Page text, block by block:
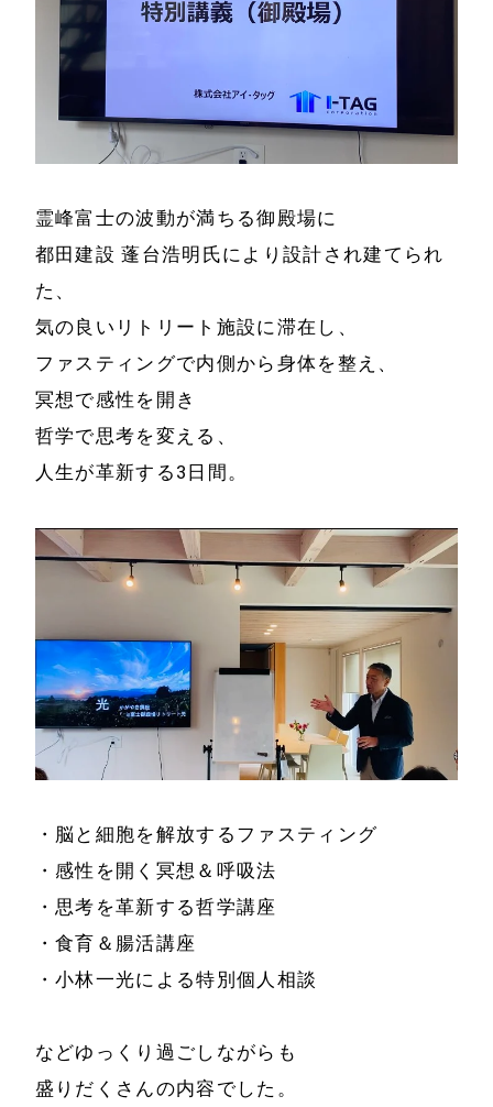
サービス
事例と実績
導入企業一覧
経営理念
づく表示
メールマガジン
霊峰富士の波動が満ちる御殿場に
都田建設 蓬台浩明氏により設計され建てられ
た、
気の良いリトリート施設に滞在し、
ファスティングで内側から身体を整え、
冥想で感性を開き
哲学で思考を変える、
人生が革新する3日間。
・脳と細胞を解放するファスティング
・感性を開く冥想＆呼吸法
・思考を革新する哲学講座
・食育＆腸活講座
・小林一光による特別個人相談
などゆっくり過ごしながらも
盛りだくさんの内容でした。